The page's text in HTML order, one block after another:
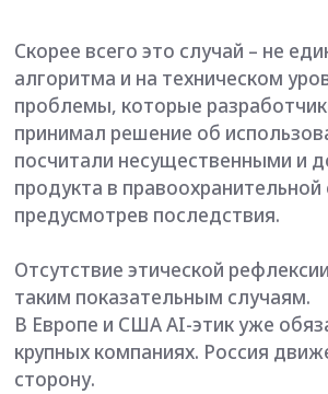
(маркетинг, HR, финансы,
к ней базовые AI-компетенции.
Успех в AI — это сочетание
«гибких» компетенций.
Но все же главное — развивать
Критическое мышление, умение
правильные вопросы,
— именно эти навыки делают
незаменимым в эпоху
Именно такие «гибриды» —